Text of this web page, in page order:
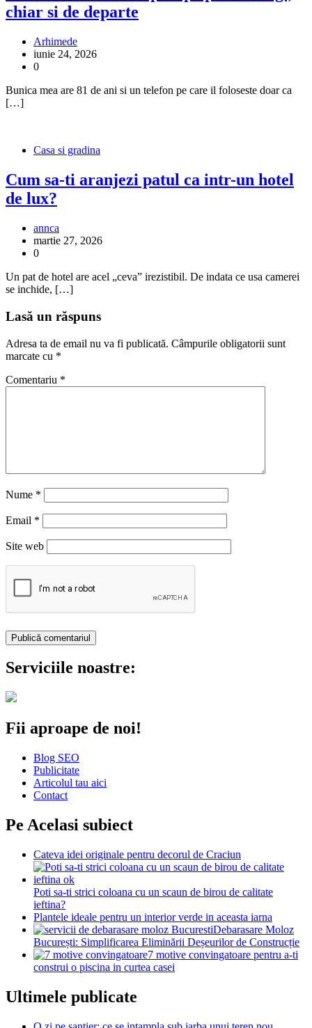
chiar si de departe
Arhimede
iunie 24, 2026
0
Bunica mea are 81 de ani si un telefon pe care il foloseste doar ca
[…]
Casa si gradina
Cum sa-ti aranjezi patul ca intr-un hotel
de lux?
annca
martie 27, 2026
0
Un pat de hotel are acel „ceva” irezistibil. De indata ce usa camerei
se inchide, […]
Lasă un răspuns
Adresa ta de email nu va fi publicată. Câmpurile obligatorii sunt
marcate cu *
Comentariu *
Nume *
Email *
Site web
Serviciile noastre:
Fii aproape de noi!
Blog SEO
Publicitate
Articolul tau aici
Contact
Pe Acelasi subiect
Cateva idei originale pentru decorul de Craciun
Poti sa-ti strici coloana cu un scaun de birou de calitate
ieftina?
Plantele ideale pentru un interior verde in aceasta iarna
Debarasare Moloz
București: Simplificarea Eliminării Deșeurilor de Construcție
7 motive convingatoare pentru a-ti
construi o piscina in curtea casei
Ultimele publicate